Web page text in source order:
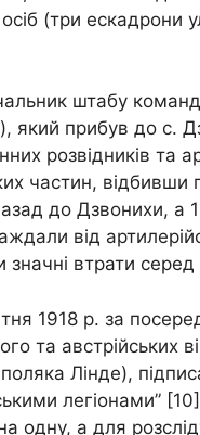
(три ескадрони
штабу
прибув до с.
розвідників та
частин,
до Дзвонихи, а
від
значні втрати
1918 р. за
та австрійських
Лінде),
легіонами”
одну, а для